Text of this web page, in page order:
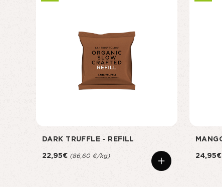
DARK TRUFFLE - REFILL
22,95€ (86,60 €/kg) 24,95€